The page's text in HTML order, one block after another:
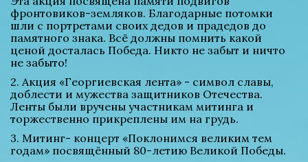
фронтовиков-земляков. Благодарные потомки
шли с портретами своих дедов и прадедов до
памятного знака. Всё должны помнить какой
ценой досталась Победа. Никто не забыт и ничто
не забыто!
2. Акция «Георгиевская лента» - символ славы,
доблести и мужества защитников Отечества.
Ленты были вручены участникам митинга и
торжественно прикреплены им на грудь.
3. Митинг- концерт «Поклонимся великим тем
годам» посвящённый 80-летию Великой Победы.